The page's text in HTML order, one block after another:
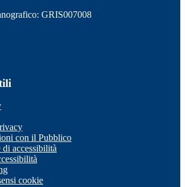
GRIS007008
con il Pubblico
accessibilità
cookie